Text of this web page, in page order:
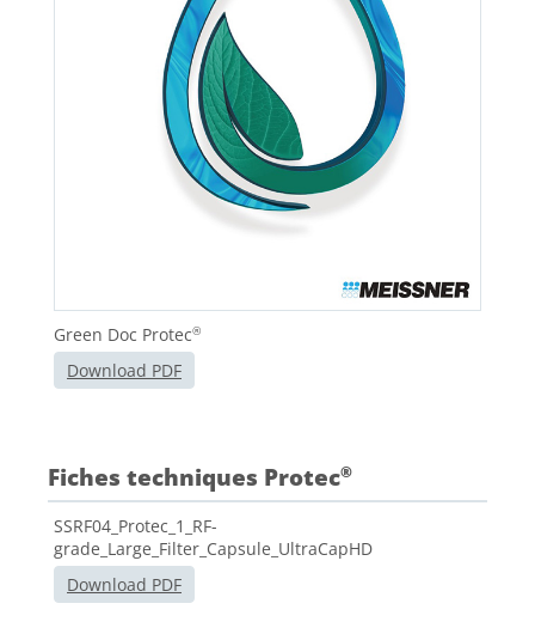
Green Doc Protec®
Download PDF
Fiches techniques Protec®
SSRF04_Protec_1_RF-
grade_Large_Filter_Capsule_UltraCapHD
Download PDF